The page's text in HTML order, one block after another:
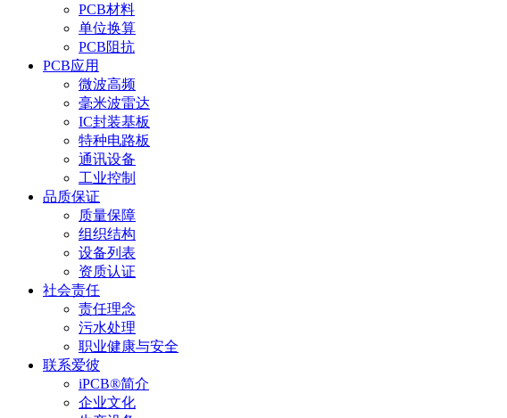
PCB材料
单位换算
PCB阻抗
PCB应用
微波高频
毫米波雷达
IC封装基板
特种电路板
通讯设备
工业控制
品质保证
质量保障
组织结构
设备列表
资质认证
社会责任
责任理念
污水处理
职业健康与安全
联系爱彼
iPCB®简介
企业文化